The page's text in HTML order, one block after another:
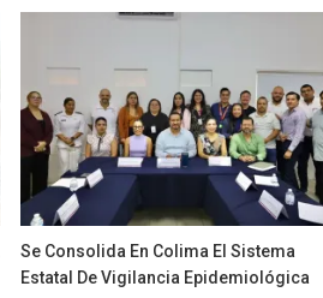
Se Consolida En Colima El Sistema
Estatal De Vigilancia Epidemiológica